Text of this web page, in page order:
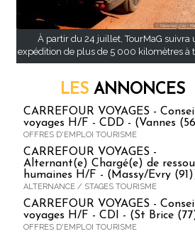
À partir du 24 juillet, TourMaG suivra
expédition de plus de 5 000 kilomètres à
LES ANNONCES
CARREFOUR VOYAGES -
voyages H/F - CDD - (Vannes
OFFRES D'EMPLOI TOURISME
CARREFOUR VOYAGES -
Alternant(e) Chargé(e) de
humaines H/F - (Massy/Evry
ALTERNANCE / STAGES TOURISME
CARREFOUR VOYAGES -
voyages H/F - CDI - (St Brice
OFFRES D'EMPLOI TOURISME